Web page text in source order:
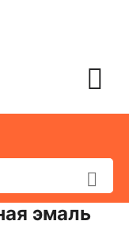


эмаль